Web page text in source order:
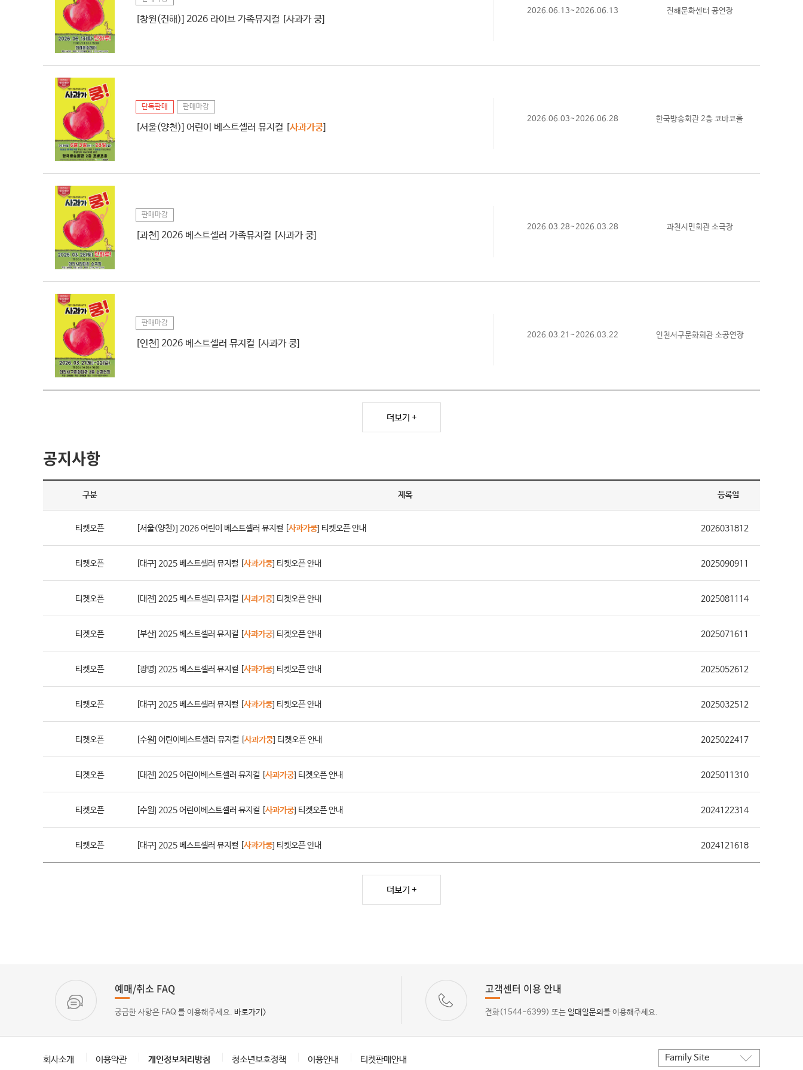
[창원(진해)] 2026 라이브 가족뮤지컬 [사과가 쿵]
2026.06.13~2026.06.13 진해문화센터 공연장
단독판매 판매마감
[서울(양천)] 어린이 베스트셀러 뮤지컬 [사과가쿵]
2026.06.03~2026.06.28 한국방송회관 2층 코바코홀
판매마감
[과천] 2026 베스트셀러 가족뮤지컬 [사과가 쿵]
2026.03.28~2026.03.28 과천시민회관 소극장
판매마감
[인천] 2026 베스트셀러 뮤지컬 [사과가 쿵]
2026.03.21~2026.03.22 인천서구문화회관 소공연장
더보기 +
공지사항
구분 제목 등록일
티켓오픈 [서울(양천)] 2026 어린이 베스트셀러 뮤지컬 [ 사과가쿵] 티켓오픈 안내 2026031812
티켓오픈 [대구] 2025 베스트셀러 뮤지컬 [ 사과가쿵] 티켓오픈 안내 2025090911
티켓오픈 [대전] 2025 베스트셀러 뮤지컬 [ 사과가쿵] 티켓오픈 안내 2025081114
티켓오픈 [부산] 2025 베스트셀러 뮤지컬 [ 사과가쿵] 티켓오픈 안내 2025071611
티켓오픈 [광명] 2025 베스트셀러 뮤지컬 [ 사과가쿵] 티켓오픈 안내 2025052612
티켓오픈 [대구] 2025 베스트셀러 뮤지컬 [ 사과가쿵] 티켓오픈 안내 2025032512
티켓오픈 [수원] 어린이베스트셀러 뮤지컬 [ 사과가쿵] 티켓오픈 안내 2025022417
티켓오픈 [대전] 2025 어린이베스트셀러 뮤지컬 [ 사과가쿵] 티켓오픈 안내 2025011310
티켓오픈 [수원] 2025 어린이베스트셀러 뮤지컬 [ 사과가쿵] 티켓오픈 안내 2024122314
티켓오픈 [대구] 2025 베스트셀러 뮤지컬 [ 사과가쿵] 티켓오픈 안내 2024121618
더보기 +
예매/취소 FAQ
궁금한 사항은 FAQ 를 이용해주세요. 바로가기>
고객센터 이용 안내
전화(1544-6399) 또는 일대일문의 를 이용해주세요.
회사소개 이용약관 개인정보처리방침 청소년보호정책 이용안내 티켓판매안내 Family Site